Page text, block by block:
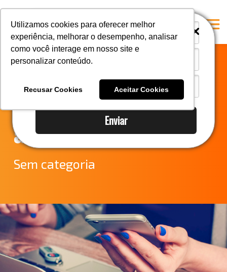
Enviar
Utilizamos cookies para oferecer melhor
experiência, melhorar o desempenho, analisar
como você interage em nosso site e
personalizar conteúdo.
Recusar Cookies Aceitar Cookies
i
i
A Mastersul
#35 (no title)
Reajuste das
tarifas
aeroportuárias
Sem categoria